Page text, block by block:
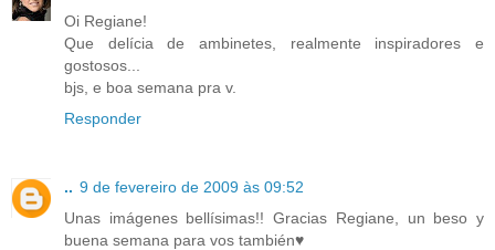
Oi Regiane!
Que delícia de ambinetes, realmente inspiradores e
gostosos...
bjs, e boa semana pra v.
Responder
.. 9 de fevereiro de 2009 às 09:52
Unas imágenes bellísimas!! Gracias Regiane, un beso y
buena semana para vos también♥